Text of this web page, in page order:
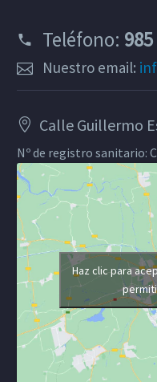
Teléfono:
Nuestro email:
Calle Guillermo
Nº de registro sanitario:
Haz clic para